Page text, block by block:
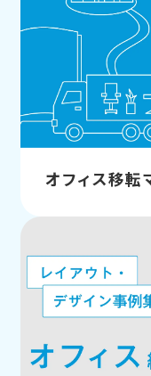
オフィス移転